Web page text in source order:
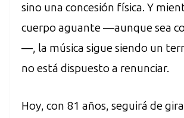
sino una concesión física. Y
cuerpo aguante —aunque sea
—, la música sigue siendo un
no está dispuesto a renunciar.
Hoy, con 81 años, seguirá de